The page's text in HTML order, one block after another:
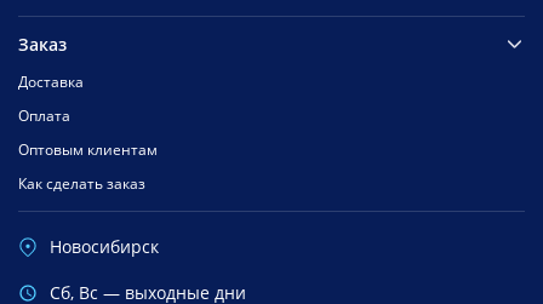
Заказ
Доставка
Оплата
Оптовым клиентам
Как сделать заказ
Новосибирск
Cб, Вс — выходные дни